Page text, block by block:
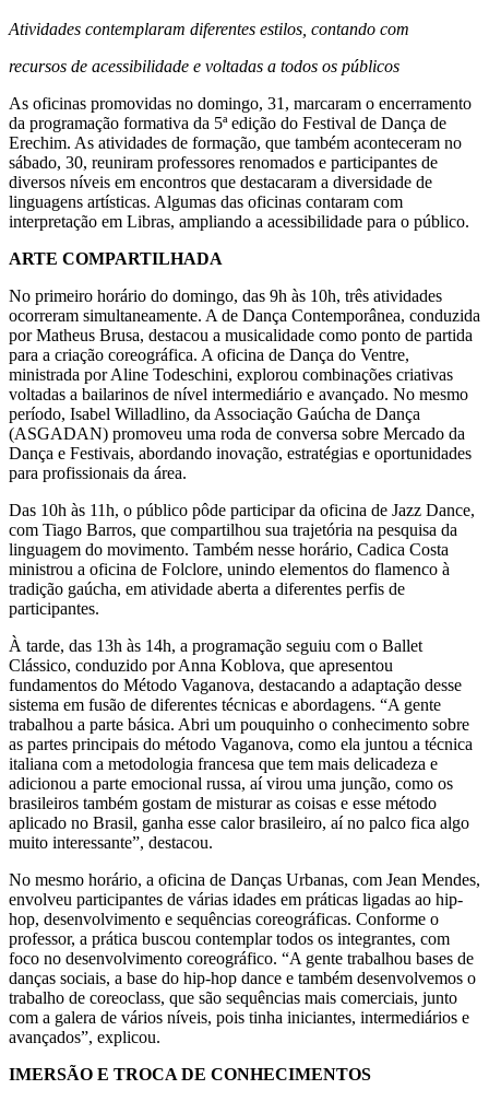
Atividades contemplaram diferentes estilos, contando com
recursos de acessibilidade e voltadas a todos os públicos
As oficinas promovidas no domingo, 31, marcaram o encerramento
da programação formativa da 5ª edição do Festival de Dança de
Erechim. As atividades de formação, que também aconteceram no
sábado, 30, reuniram professores renomados e participantes de
diversos níveis em encontros que destacaram a diversidade de
linguagens artísticas. Algumas das oficinas contaram com
interpretação em Libras, ampliando a acessibilidade para o público.
ARTE COMPARTILHADA
No primeiro horário do domingo, das 9h às 10h, três atividades
ocorreram simultaneamente. A de Dança Contemporânea, conduzida
por Matheus Brusa, destacou a musicalidade como ponto de partida
para a criação coreográfica. A oficina de Dança do Ventre,
ministrada por Aline Todeschini, explorou combinações criativas
voltadas a bailarinos de nível intermediário e avançado. No mesmo
período, Isabel Willadlino, da Associação Gaúcha de Dança
(ASGADAN) promoveu uma roda de conversa sobre Mercado da
Dança e Festivais, abordando inovação, estratégias e oportunidades
para profissionais da área.
Das 10h às 11h, o público pôde participar da oficina de Jazz Dance,
com Tiago Barros, que compartilhou sua trajetória na pesquisa da
linguagem do movimento. Também nesse horário, Cadica Costa
ministrou a oficina de Folclore, unindo elementos do flamenco à
tradição gaúcha, em atividade aberta a diferentes perfis de
participantes.
À tarde, das 13h às 14h, a programação seguiu com o Ballet
Clássico, conduzido por Anna Koblova, que apresentou
fundamentos do Método Vaganova, destacando a adaptação desse
sistema em fusão de diferentes técnicas e abordagens. “A gente
trabalhou a parte básica. Abri um pouquinho o conhecimento sobre
as partes principais do método Vaganova, como ela juntou a técnica
italiana com a metodologia francesa que tem mais delicadeza e
adicionou a parte emocional russa, aí virou uma junção, como os
brasileiros também gostam de misturar as coisas e esse método
aplicado no Brasil, ganha esse calor brasileiro, aí no palco fica algo
muito interessante”, destacou.
No mesmo horário, a oficina de Danças Urbanas, com Jean Mendes,
envolveu participantes de várias idades em práticas ligadas ao hip-
hop, desenvolvimento e sequências coreográficas. Conforme o
professor, a prática buscou contemplar todos os integrantes, com
foco no desenvolvimento coreográfico. “A gente trabalhou bases de
danças sociais, a base do hip-hop dance e também desenvolvemos o
trabalho de coreoclass, que são sequências mais comerciais, junto
com a galera de vários níveis, pois tinha iniciantes, intermediários e
avançados”, explicou.
IMERSÃO E TROCA DE CONHECIMENTOS